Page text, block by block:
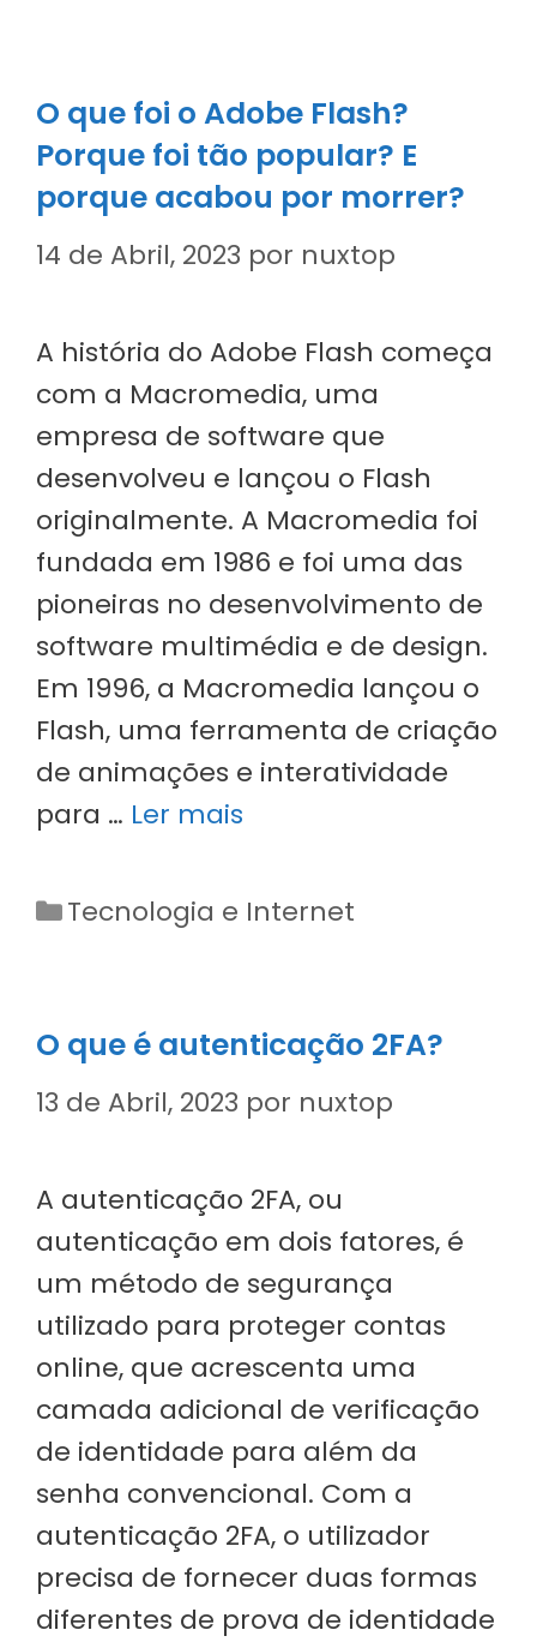
O que foi o Adobe Flash?
Porque foi tão popular? E
porque acabou por morrer?
14 de Abril, 2023 por nuxtop
A história do Adobe Flash começa
com a Macromedia, uma
empresa de software que
desenvolveu e lançou o Flash
originalmente. A Macromedia foi
fundada em 1986 e foi uma das
pioneiras no desenvolvimento de
software multimédia e de design.
Em 1996, a Macromedia lançou o
Flash, uma ferramenta de criação
de animações e interatividade
para … Ler mais
Categorias
Tecnologia e Internet
O que é autenticação 2FA?
13 de Abril, 2023 por nuxtop
A autenticação 2FA, ou
autenticação em dois fatores, é
um método de segurança
utilizado para proteger contas
online, que acrescenta uma
camada adicional de verificação
de identidade para além da
senha convencional. Com a
autenticação 2FA, o utilizador
precisa de fornecer duas formas
diferentes de prova de identidade